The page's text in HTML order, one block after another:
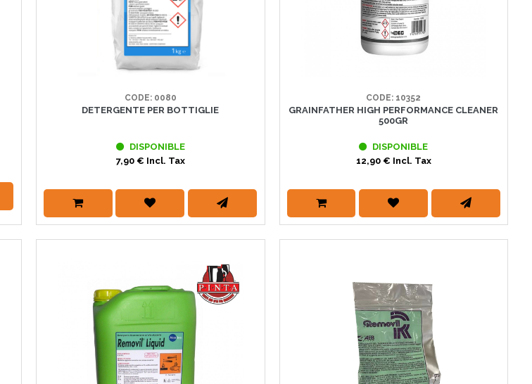
CODE: 0080
DETERGENTE PER BOTTIGLIE
DISPONIBLE
7,90 € Incl. Tax
CODE: 10352
GRAINFATHER HIGH PERFORMANCE CLEANER
500GR
DISPONIBLE
12,90 € Incl. Tax